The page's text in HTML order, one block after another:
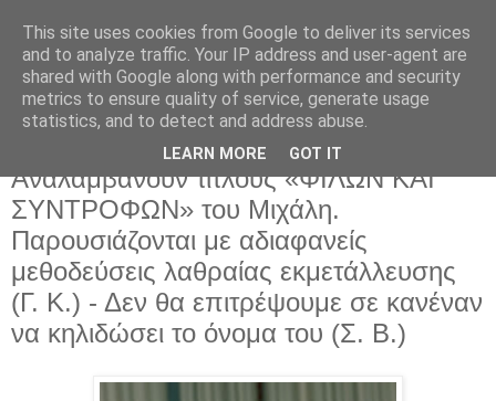
Τρίτη 18 Μαρτίου 2025
Αναλαμβάνουν τίτλους «ΦΙΛΩΝ ΚΑΙ
ΣΥΝΤΡΟΦΩΝ» του Μιχάλη.
Παρουσιάζονται με αδιαφανείς
μεθοδεύσεις λαθραίας εκμετάλλευσης
(Γ. Κ.) - Δεν θα επιτρέψουμε σε κανέναν
να κηλιδώσει το όνομα του (Σ. Β.)
This site uses cookies from Google to deliver its services
and to analyze traffic. Your IP address and user-agent are
shared with Google along with performance and security
metrics to ensure quality of service, generate usage
statistics, and to detect and address abuse.
LEARN MORE GOT IT